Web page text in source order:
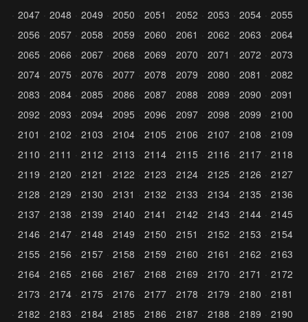
2047
2048 2049 2050 2051 2052 2053 2054
2055
2056
2057 2058 2059 2060 2061 2062 2063
2064
2065
2066 2067 2068 2069 2070 2071 2072
2073
2074
2075 2076 2077 2078 2079 2080 2081
2082
2083
2084 2085 2086 2087 2088 2089 2090
2091
2092
2093 2094 2095 2096 2097 2098 2099
2100
2101
2102 2103 2104 2105 2106 2107 2108
2109
2110
2111 2112 2113 2114 2115 2116 2117
2118
2119
2120 2121 2122 2123 2124 2125 2126
2127
2128
2129 2130 2131 2132 2133 2134 2135
2136
2137
2138 2139 2140 2141 2142 2143 2144
2145
2146
2147 2148 2149 2150 2151 2152 2153
2154
2155
2156 2157 2158 2159 2160 2161 2162
2163
2164
2165 2166 2167 2168 2169 2170 2171
2172
2173
2174 2175 2176 2177 2178 2179 2180
2181
2182
2183 2184 2185 2186 2187 2188 2189
2190